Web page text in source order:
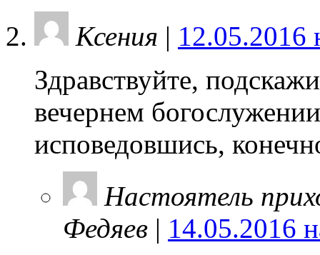
Ксения | 12.05.2016
Здравствуйте,
вечернем
исповедовшись,
Настоятель
Федяев | 14.05.2016